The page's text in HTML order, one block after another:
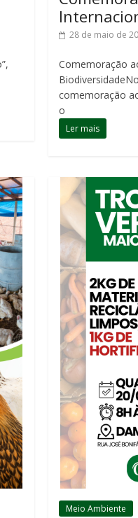
28 de maio de
Comemoração
comemoração
o
Ler mais
Meio Ambiente